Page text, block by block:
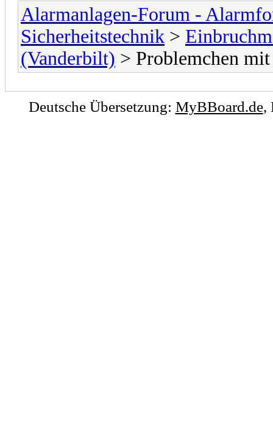
Alarmanlagen-Forum -
Sicherheitstechnik >
(Vanderbilt) > Problemchen
Deutsche Übersetzung: MyBBoard.de,